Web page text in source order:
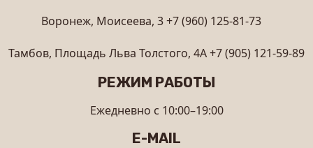
Воронеж, Моисеева, 3+7 (960) 125-81-73
Тамбов, Площадь Льва Толстого, 4А+7 (905) 121-59-89
РЕЖИМ РАБОТЫ
Ежедневно с 10:00–19:00
E-MAIL